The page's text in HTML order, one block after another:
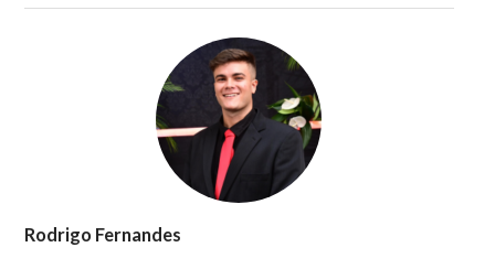
Rodrigo Fernandes